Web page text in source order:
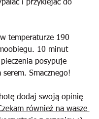
i przyklejać do
temperaturze 190
10 minut
posypuje
serem. Smacznego!
dodaj swoją opinię
również na wasze